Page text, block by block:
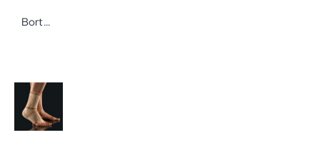
Bort Sport ActiveColor® Kniebandage Gr. M schwarz